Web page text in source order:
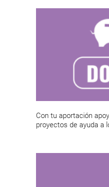
Con tu aportación
proyectos de ayuda a